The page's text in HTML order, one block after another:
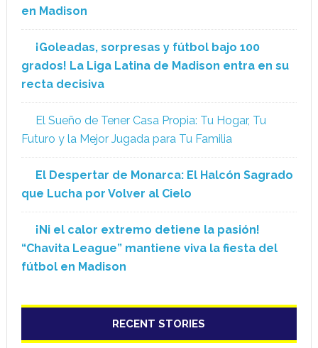
en Madison
¡Goleadas, sorpresas y fútbol bajo 100
grados! La Liga Latina de Madison entra en su
recta decisiva
El Sueño de Tener Casa Propia: Tu Hogar, Tu
Futuro y la Mejor Jugada para Tu Familia
El Despertar de Monarca: El Halcón Sagrado
que Lucha por Volver al Cielo
¡Ni el calor extremo detiene la pasión!
“Chavita League” mantiene viva la fiesta del
fútbol en Madison
RECENT STORIES